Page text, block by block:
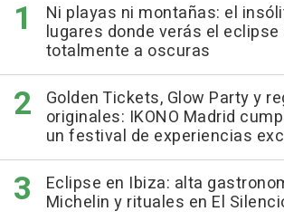
Ni playas ni montañas: el
lugares donde verás el
totalmente a oscuras
Golden Tickets, Glow Party y
originales: IKONO Madrid
un festival de experiencias
Eclipse en Ibiza: alta
Michelin y rituales en El